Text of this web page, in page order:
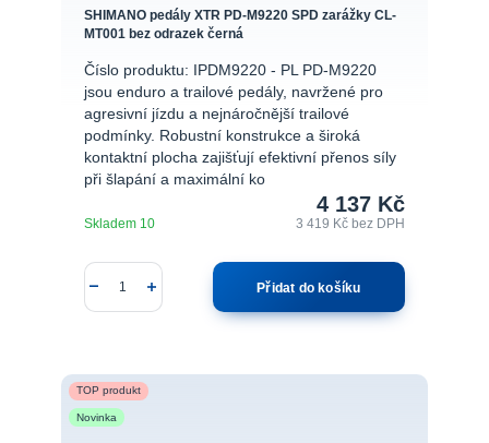
SHIMANO pedály XTR PD-M9220 SPD zarážky CL-
MT001 bez odrazek černá
Číslo produktu: IPDM9220 - PL PD-M9220
jsou enduro a trailové pedály, navržené pro
agresivní jízdu a nejnáročnější trailové
podmínky. Robustní konstrukce a široká
kontaktní plocha zajišťují efektivní přenos síly
při šlapání a maximální ko
4 137 Kč
3 419 Kč bez DPH
Skladem 10
Přidat do košíku
TOP produkt
Novinka